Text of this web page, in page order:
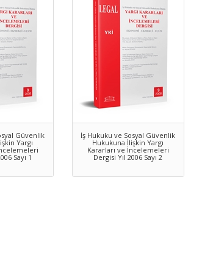
Güvenlik
Yargı
Sayı 1
İş Hukuku ve Sosyal Güvenlik
Hukukuna İlişkin Yargı
Kararları ve İncelemeleri
Dergisi Yıl 2006 Sayı 2